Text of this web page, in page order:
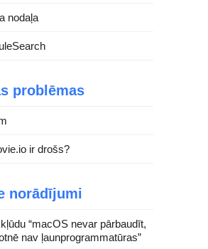
nodaļa
problēmas
ir drošs?
norādījumi
“macOS nevar pārbaudīt,
nav ļaunprogrammatūras”